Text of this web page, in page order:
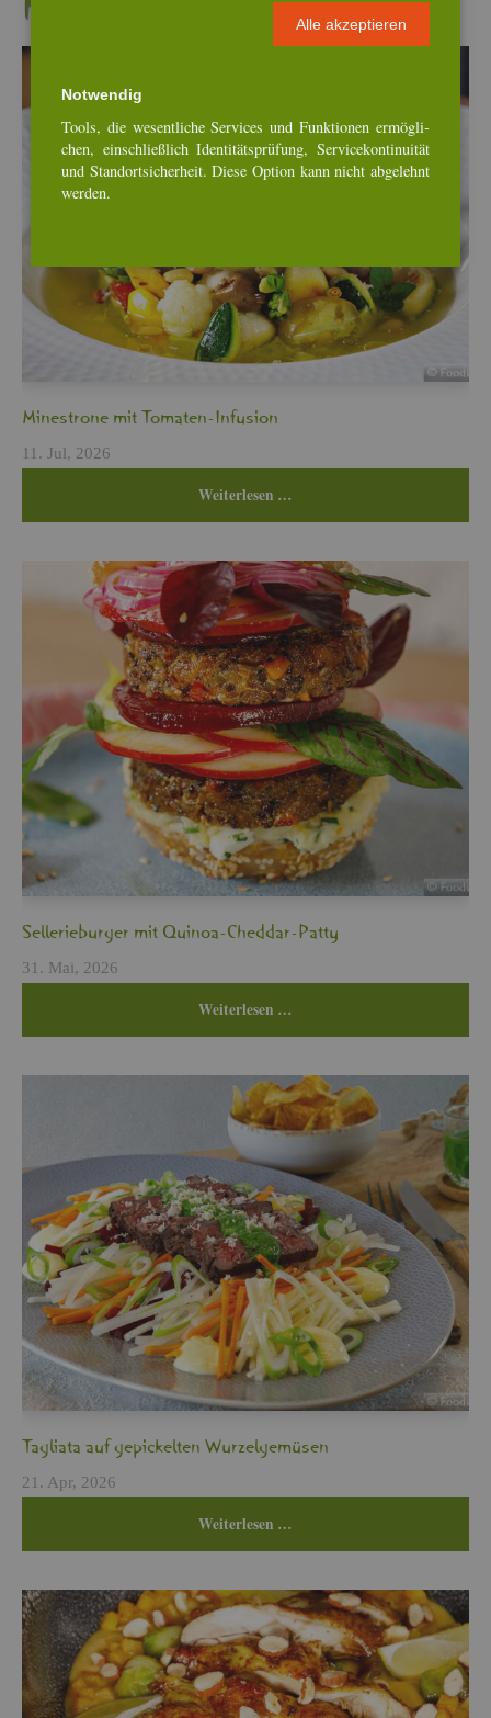
Neu­es­te Re­zep­te
Min­es­tro­ne mit To­ma­ten-In­fu­si­on
11. Jul, 2026
Wei­ter­le­sen …
Sel­le­rie­bur­ger mit Qui­noa-Ched­dar-Patty
31. Mai, 2026
Wei­ter­le­sen …
Ta­glia­ta auf ge­pi­ckel­ten Wur­zel­ge­mü­sen
21. Apr, 2026
Wei­ter­le­sen …
Alle ak­zep­tie­ren
Not­wen­dig
Tools, die we­sent­li­che Ser­vices und Funk­tio­nen er­mög­li­
chen, ein­schlie­ß­lich Iden­ti­täts­prü­fung, Ser­vice­kon­ti­nui­tät
und Stand­ort­si­cher­heit. Diese Op­ti­on kann nicht ab­ge­lehnt
wer­den.